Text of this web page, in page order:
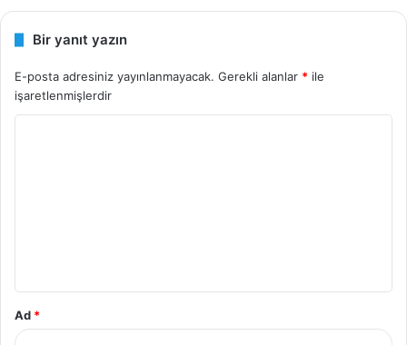
Bir yanıt yazın
E-posta adresiniz yayınlanmayacak. Gerekli alanlar * ile
işaretlenmişlerdir
Ad *